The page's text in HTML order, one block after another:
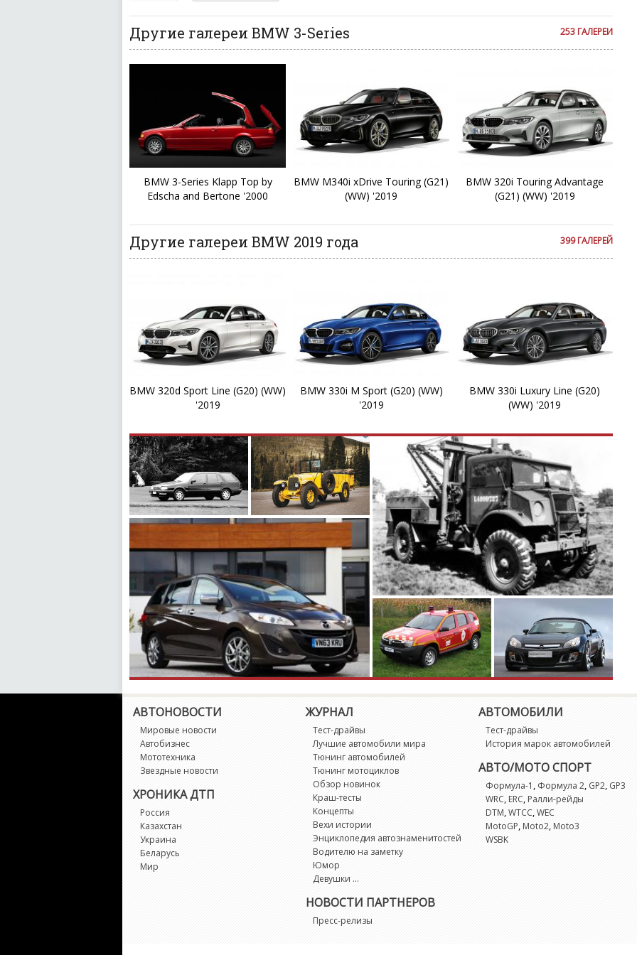
253 ГАЛЕРЕИ
Другие галереи BMW 3-Series
BMW 3-Series Klapp Top by
Edscha and Bertone '2000
BMW M340i xDrive Touring (G21)
(WW) '2019
BMW 320i Touring Advantage
(G21) (WW) '2019
399 ГАЛЕРЕЙ
Другие галереи BMW 2019 года
BMW 320d Sport Line (G20) (WW)
'2019
BMW 330i M Sport (G20) (WW)
'2019
BMW 330i Luxury Line (G20)
(WW) '2019
АВТОНОВОСТИ
Мировые новости
Автобизнес
Мототехника
Звездные новости
ХРОНИКА ДТП
Россия
Казахстан
Украина
Беларусь
Мир
ЖУРНАЛ
Тест-драйвы
Лучшие автомобили мира
Тюнинг автомобилей
Тюнинг мотоциклов
Обзор новинок
Краш-тесты
Концепты
Вехи истории
Энциклопедия автознаменитостей
Водителю на заметку
Юмор
Девушки ...
НОВОСТИ ПАРТНЕРОВ
Пресс-релизы
АВТОМОБИЛИ
Тест-драйвы
История марок автомобилей
АВТО/МОТО СПОРТ
Формула-1 , Формула 2, GP2, GP3
WRC,ERC,Ралли-рейды
DTM,WTCC,WEC
MotoGP,Moto2,Moto3
WSBK